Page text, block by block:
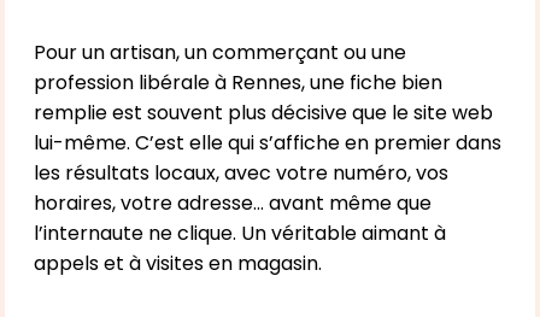
Pour un artisan, un commerçant ou une
profession libérale à Rennes, une fiche bien
remplie est souvent plus décisive que le site web
lui-même. C’est elle qui s’affiche en premier dans
les résultats locaux, avec votre numéro, vos
horaires, votre adresse… avant même que
l’internaute ne clique. Un véritable aimant à
appels et à visites en magasin.